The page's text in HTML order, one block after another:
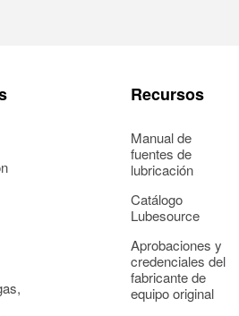
Recursos
Manual de
fuentes de
lubricación
Catálogo
Lubesource
Aprobaciones y
credenciales del
fabricante de
equipo original